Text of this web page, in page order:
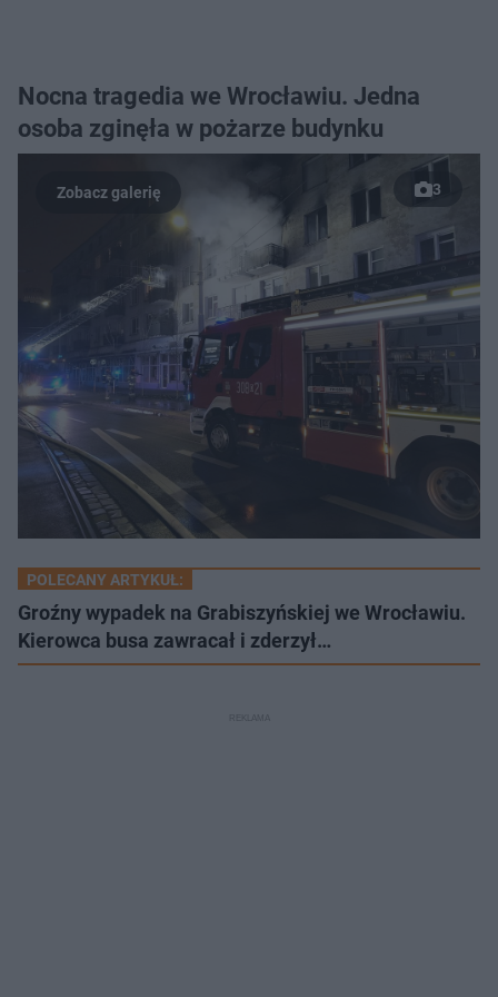
Nocna tragedia we Wrocławiu. Jedna
osoba zginęła w pożarze budynku
3
POLECANY ARTYKUŁ:
Groźny wypadek na Grabiszyńskiej we Wrocławiu.
Kierowca busa zawracał i zderzył…